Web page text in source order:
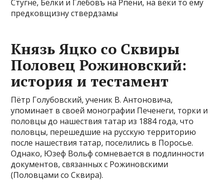
Стугне, Белки и Глебовъ на Рпени, на веки то ему
предковщизну ствердзамы
Князь Яцко со Сквиры
Половец Рожиновский:
история и тестамент
Пётр Голубовский, ученик В. Антоновича,
упоминает в своей монографии Печенеги, торки и
половцы до нашествия татар из 1884 года, что
половцы, перешедшие на русскую территорию
после нашествия татар, поселились в Поросье.
Однако, Юзеф Вольф сомневается в подлинности
документов, связанных с Рожиновскими
(Половцами со Сквира).